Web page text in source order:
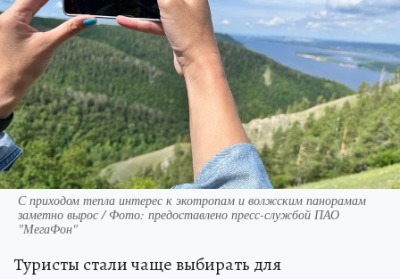
С приходом тепла интерес к экотропам и волжским панорамам
заметно вырос / Фото: предоставлено пресс-службой ПАО
"МегаФон"
Туристы стали чаще выбирать для